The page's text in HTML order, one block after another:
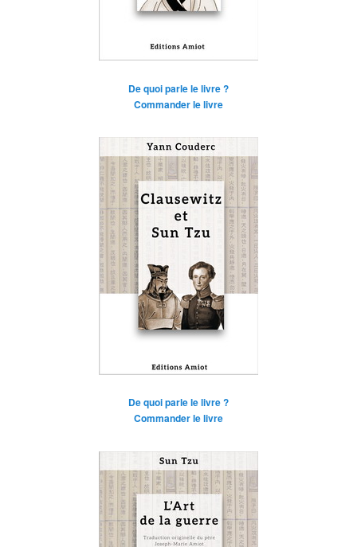
De quoi parle le livre ?
Commander le livre
De quoi parle le livre ?
Commander le livre